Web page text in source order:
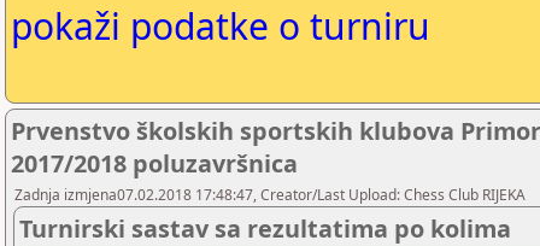
pokaži podatke o turniru
Prvenstvo školskih sportskih klubova
2017/2018 poluzavršnica
Zadnja izmjena07.02.2018 17:48:47, Creator/Last Upload: Chess Club RIJEKA
Turnirski sastav sa rezultatima po kolima